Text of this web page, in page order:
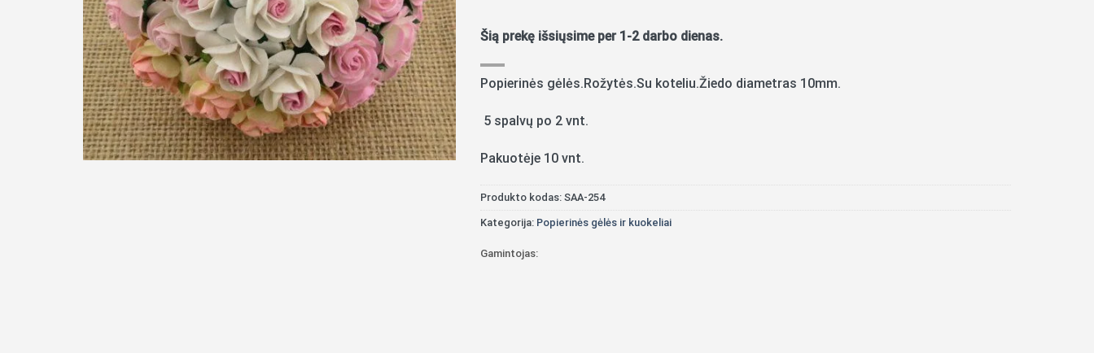
Šią prekę išsiųsime per 1-2 darbo dienas.
Popierinės gėlės.Rožytės.Su koteliu.Žiedo diametras 10mm.
5 spalvų po 2 vnt.
Pakuotėje 10 vnt.
Produkto kodas: SAA-254
Kategorija: Popierinės gėlės ir kuokeliai
Gamintojas: